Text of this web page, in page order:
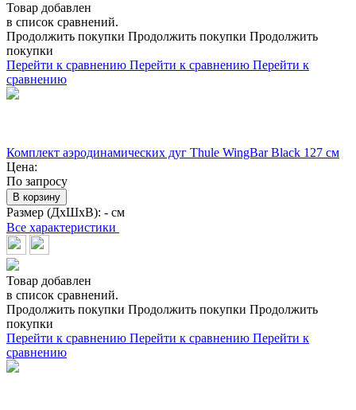
Товар добавлен
в список сравнений.
Продолжить покупки Продолжить покупки Продолжить
покупки
Перейти к сравнению Перейти к сравнению Перейти к
сравнению
Комплект аэродинамических дуг Thule WingBar Black 127 см
Цена:
По запросу
В корзину
Размер (ДхШхВ): - см
Все характеристики
Товар добавлен
в список сравнений.
Продолжить покупки Продолжить покупки Продолжить
покупки
Перейти к сравнению Перейти к сравнению Перейти к
сравнению